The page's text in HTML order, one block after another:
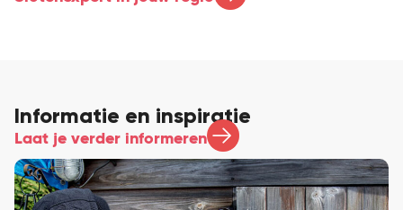
Informatie en inspiratie
Laat je verder informeren